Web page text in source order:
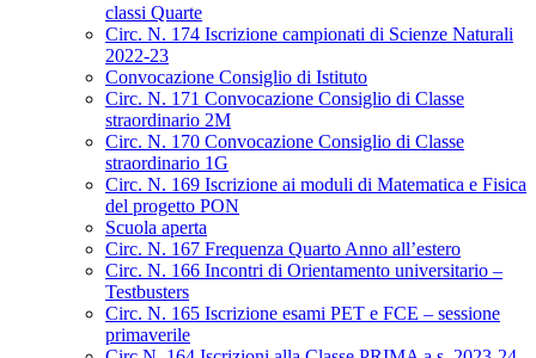
classi Quarte
Circ. N. 174 Iscrizione campionati di Scienze Naturali
2022-23
Convocazione Consiglio di Istituto
Circ. N. 171 Convocazione Consiglio di Classe
straordinario 2M
Circ. N. 170 Convocazione Consiglio di Classe
straordinario 1G
Circ. N. 169 Iscrizione ai moduli di Matematica e Fisica
del progetto PON
Scuola aperta
Circ. N. 167 Frequenza Quarto Anno all’estero
Circ. N. 166 Incontri di Orientamento universitario –
Testbusters
Circ. N. 165 Iscrizione esami PET e FCE – sessione
primaverile